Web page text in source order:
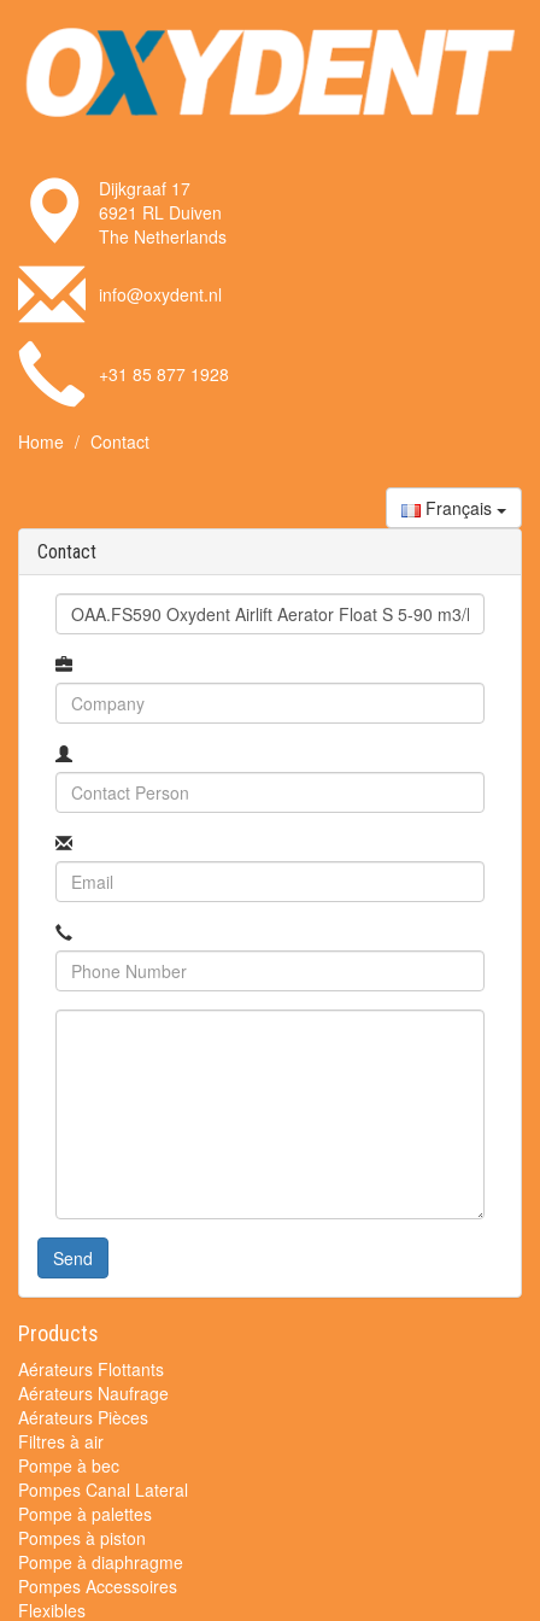
Dijkgraaf 17
6921 RL Duiven
The Netherlands
info@oxydent.nl
+31 85 877 1928
Home Contact
Français
Contact
Send
Products
Aérateurs Flottants
Aérateurs Naufrage
Aérateurs Pièces
Filtres à air
Pompe à bec
Pompes Canal Lateral
Pompe à palettes
Pompes à piston
Pompe à diaphragme
Pompes Accessoires
Flexibles